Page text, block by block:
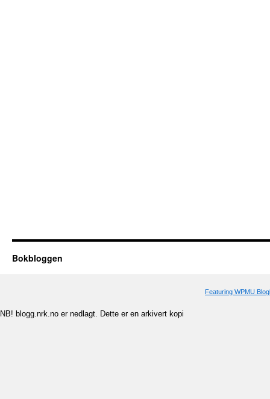
Bokbloggen
Featuring WPMU
NB! blogg.nrk.no er nedlagt. Dette er en arkivert kopi